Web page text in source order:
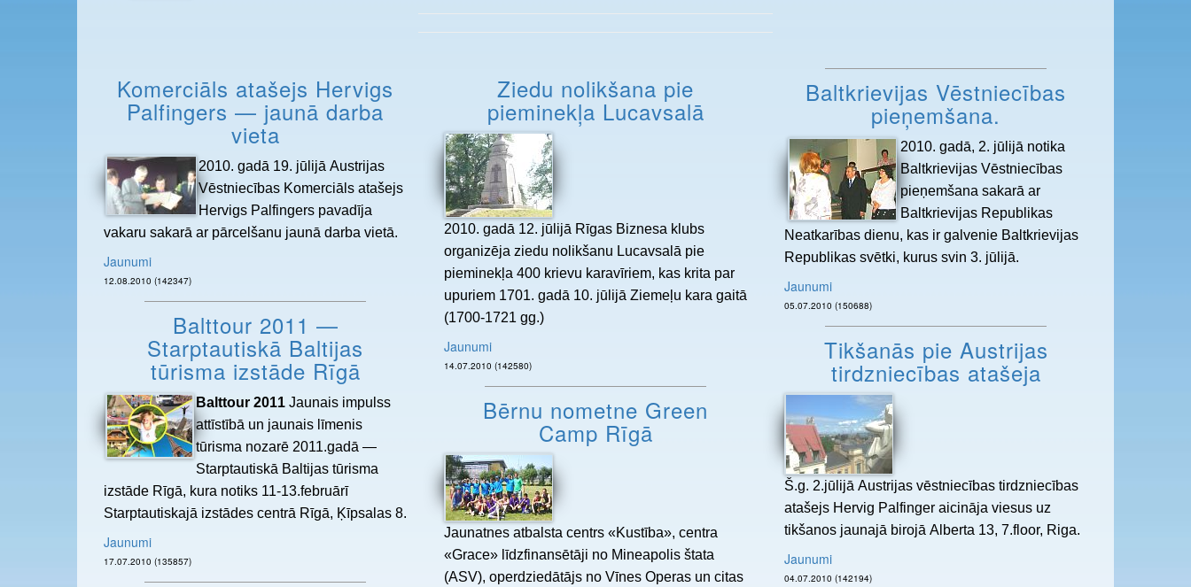
Komerciāls atašejs Hervigs
Palfingers — jaunā darba
vieta
2010. gadā 19. jūlijā Austrijas
Vēstniecības Komerciāls atašejs
Hervigs Palfingers pavadīja
vakaru sakarā ar pārcelšanu jaunā darba vietā.
Jaunumi
12.08.2010 (142347)
Balttour 2011 —
Starptautiskā Baltijas
tūrisma izstāde Rīgā
Balttour 2011 Jaunais impulss
attīstībā un jaunais līmenis
tūrisma nozarē 2011.gadā —
Starptautiskā Baltijas tūrisma
izstāde Rīgā, kura notiks 11-13.februārī
Starptautiskajā izstādes centrā Rīgā, Ķīpsalas 8.
Jaunumi
17.07.2010 (135857)
Ziedu nolikšana pie
pieminekļa Lucavsalā
2010. gadā 12. jūlijā Rīgas Biznesa klubs
organizēja ziedu nolikšanu Lucavsalā pie
pieminekļa 400 krievu karavīriem, kas krita par
upuriem 1701. gadā 10. jūlijā Ziemeļu kara gaitā
(1700-1721 gg.)
Jaunumi
14.07.2010 (142580)
Bērnu nometne Green
Camp Rīgā
Jaunatnes atbalsta centrs «Kustība», centra
«Grace» līdzfinansētāji no Mineapolis štata
(ASV), operdziedātājs no Vīnes Operas un citas
Baltkrievijas Vēstniecības
pieņemšana.
2010. gadā, 2. jūlijā notika
Baltkrievijas Vēstniecības
pieņemšana sakarā ar
Baltkrievijas Republikas
Neatkarības dienu, kas ir galvenie Baltkrievijas
Republikas svētki, kurus svin 3. jūlijā.
Jaunumi
05.07.2010 (150688)
Tikšanās pie Austrijas
tirdzniecības atašeja
Š.g. 2.jūlijā Austrijas vēstniecības tirdzniecības
atašejs Hervig Palfinger aicināja viesus uz
tikšanos jaunajā birojā Alberta 13, 7.floor, Riga.
Jaunumi
04.07.2010 (142194)